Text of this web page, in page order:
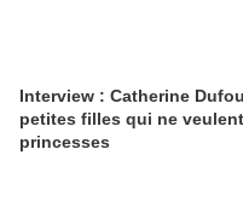
Interview : Catherine
petites filles qui ne
princesses